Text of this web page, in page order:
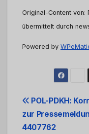
Original-Content von:
übermittelt durch
Powered by
Beitrags-
POL-PDKH:
zur
4407762